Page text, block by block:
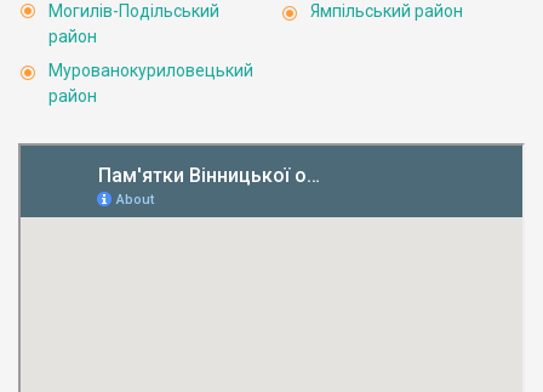
Могилів-Подільський
район
Мурованокуриловецький
район
Ямпільський район